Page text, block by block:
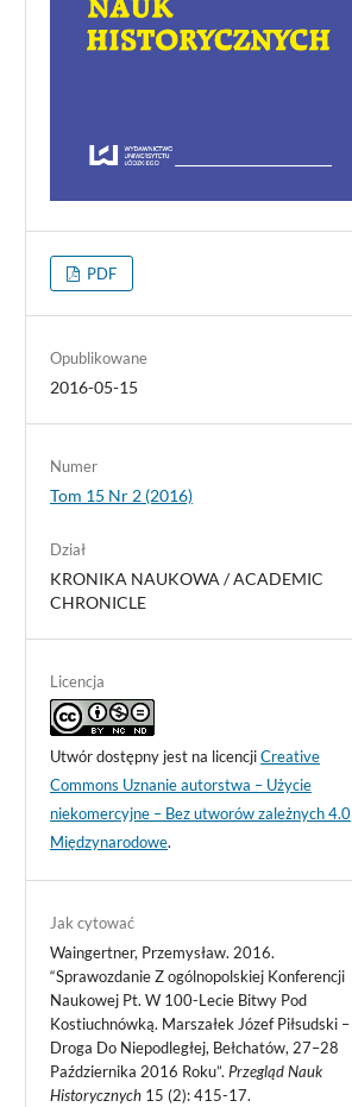
PDF
Opublikowane
2016-05-15
Numer
Tom 15 Nr 2 (2016)
Dział
KRONIKA NAUKOWA / ACADEMIC
CHRONICLE
Licencja
Utwór dostępny jest na licencjiCreative
Commons Uznanie autorstwa – Użycie
niekomercyjne – Bez utworów zależnych 4.0
Międzynarodowe.
Jak cytować
Waingertner, Przemysław. 2016.
“Sprawozdanie Z ogólnopolskiej Konferencji
Naukowej Pt. W 100-Lecie Bitwy Pod
Kostiuchnówką. Marszałek Józef Piłsudski –
Droga Do Niepodległej, Bełchatów, 27–28
Października 2016 Roku”. Przegląd Nauk
Historycznych 15 (2): 415-17.